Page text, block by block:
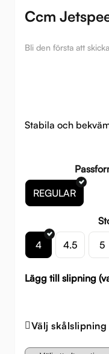
Ccm
Bli den första att
Stabila och
REGULAR
4
4.5 5
Lägg till slipning
Välj